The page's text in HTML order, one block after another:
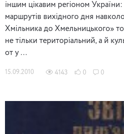
іншим цікавим регіоном України:
маршрутів вихідного дня
Хмільника до Хмельницького»
не тільки територіальний, а й
от у …
15.09.2010 4143 0 0